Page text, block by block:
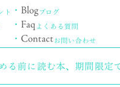
ト ・ Blogブログ
・ Faqよくある質問
・ Contactお問い合わせ
前に読む本、 期間限定